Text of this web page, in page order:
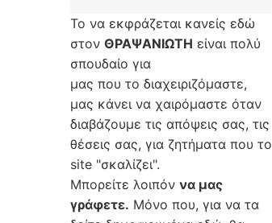
Το να εκφράζεται κανείς εδώ
στον ΘΡΑΨΑΝΙΩΤΗ είναι πολύ
σπουδαίο για
μας που το διαχειριζόμαστε,
μας κάνει να χαιρόμαστε όταν
διαβάζουμε τις απόψεις σας, τις
θέσεις σας, για ζητήματα που το
site "σκαλίζει".
Μπορείτε λοιπόν να μας
γράφετε. Μόνο που, για να τα